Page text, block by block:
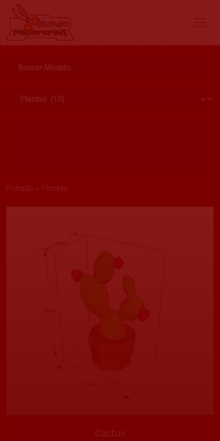
Portada Plantas
Cactus